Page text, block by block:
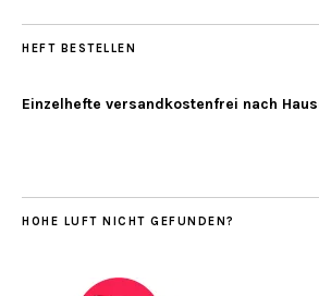
HEFT BESTELLEN
Einzelhefte versandkostenfrei nach
HOHE LUFT NICHT GEFUNDEN?